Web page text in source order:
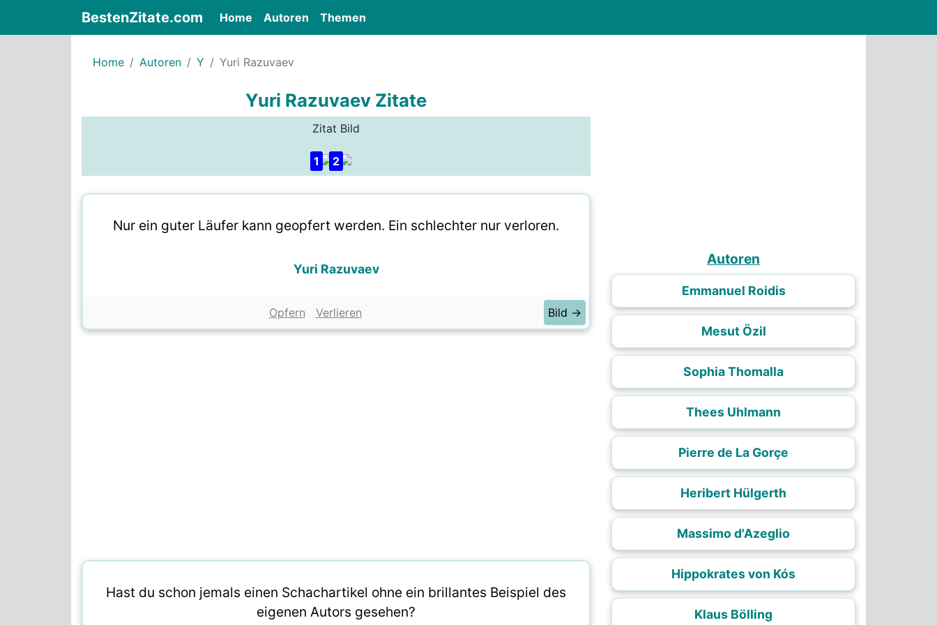
BestenZitate.com Home (current)
Autoren Themen
Home Autoren Y Yuri Razuvaev
Yuri Razuvaev Zitate
Zitat Bild
1 2
Nur ein guter Läufer kann geopfert werden. Ein schlechter nur verloren.
Yuri Razuvaev
Opfern Verlieren Bild →
Hast du schon jemals einen Schachartikel ohne ein brillantes Beispiel des
eigenen Autors gesehen?
Autoren
Emmanuel Roidis
Mesut Özil
Sophia Thomalla
Thees Uhlmann
Pierre de La Gorçe
Heribert Hülgerth
Massimo d'Azeglio
Hippokrates von Kós
Klaus Bölling